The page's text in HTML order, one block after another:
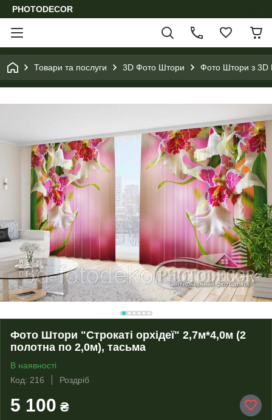
PHOTODECOR
Товари та послуги 3D Фото Штори Фото Штори з 3D
Фото Штори "Строкаті орхідеї" 2,7м*4,0м (2
полотна по 2,0м), тасьма
В наявності
Код: 216
Роздріб
5 100 ₴